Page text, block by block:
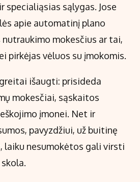
specialiąsias sąlygas. Jose
apie automatinį plano
mokesčius ar tai,
pirkėjas vėluos su įmokomis.
išaugti: prisideda
mokesčiai, sąskaitos
įmonei. Net ir
pavyzdžiui, už buitinę
laiku nesumokėtos gali virsti